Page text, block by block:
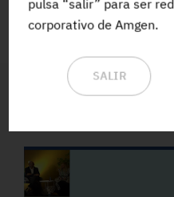
pulsa “salir” para ser
corporativo de Amgen.
SALIR